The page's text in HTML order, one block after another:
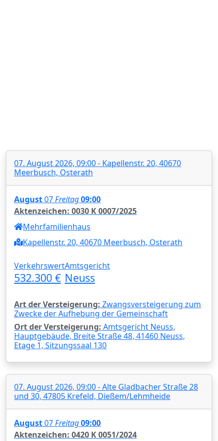
07. August 2026, 09:00 - Kapellenstr. 20, 40670
Meerbusch, Osterath
August07Freitag09:00
Aktenzeichen: 0030 K 0007/2025
Mehrfamilienhaus
Kapellenstr. 20, 40670 Meerbusch, Osterath
Verkehrswert
532.300 €
Amtsgericht
Neuss
Art der Versteigerung: Zwangsversteigerung zum
Zwecke der Aufhebung der Gemeinschaft
Ort der Versteigerung: Amtsgericht Neuss,
Hauptgebäude, Breite Straße 48, 41460 Neuss,
Etage 1, Sitzungssaal 130
07. August 2026, 09:00 - Alte Gladbacher Straße 28
und 30, 47805 Krefeld, Dießem/Lehmheide
August07Freitag09:00
Aktenzeichen: 0420 K 0051/2024